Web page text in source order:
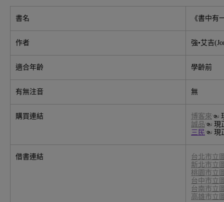
書名 《書中有
作者 強•艾吉
適合年齡 學齡前
有無注音 無
購買連結 博客來☜
誠品☜ 現
三民☜ 現
借書連結
台北市立
新北市立
桃園市立
台中市立
台南市立
高雄市立